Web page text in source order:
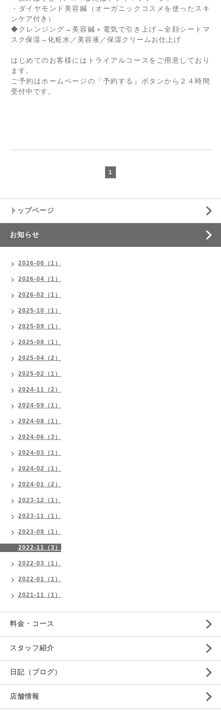
・ダイヤモンド美容鍼（オーガニックコスメを使ったスキ
ンケア付き）
◆クレンジング → 美容鍼＋電気で引き上げ → 全顔シートマ
スク保湿 → 化粧水／美容液／保湿クリームお仕上げ
はじめてのお客様にはトライアルコースをご用意しており
ます。
ご予約はホームページの「予約する』ボタンから２４時間
受付中です。
1
トップページ
お知らせ
2026-06（1）
2026-04（1）
2026-02（1）
2025-10（1）
2025-09（1）
2025-08（1）
2025-04（2）
2025-02（1）
2024-11（2）
2024-09（1）
2024-08（1）
2024-06（3）
2024-03（1）
2024-02（1）
2024-01（2）
2023-12（1）
2023-11（1）
2023-08（1）
2022-11（3）
2022-03（1）
2022-01（1）
2021-11（1）
料金・コース
スタッフ紹介
日記（ブログ）
店舗情報